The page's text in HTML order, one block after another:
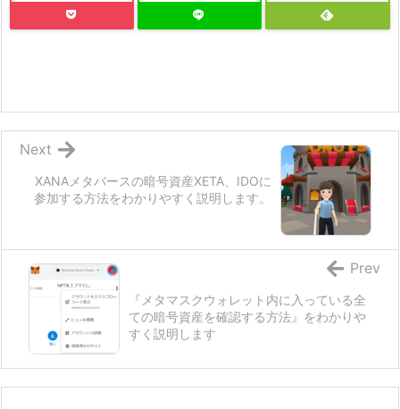
XANAメタバースの暗号資産XETA、IDOに
参加する方法をわかりやすく説明します。
Next
『メタマスクウォレット内に入っている全
ての暗号資産を確認する方法』をわかりや
すく説明します
Prev